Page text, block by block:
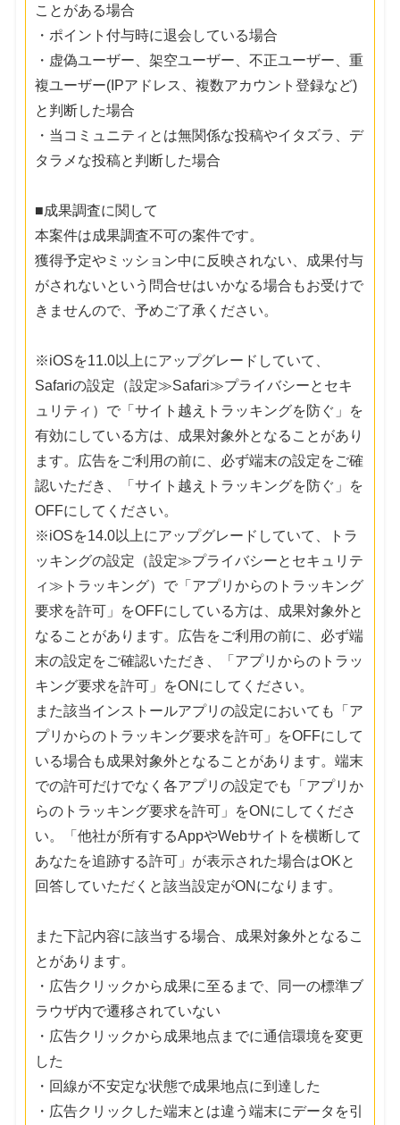
ことがある場合
・ポイント付与時に退会している場合
・虚偽ユーザー、架空ユーザー、不正ユーザー、重
複ユーザー(IPアドレス、複数アカウント登録など)
と判断した場合
・当コミュニティとは無関係な投稿やイタズラ、デ
タラメな投稿と判断した場合
■成果調査に関して
本案件は成果調査不可の案件です。
獲得予定やミッション中に反映されない、成果付与
がされないという問合せはいかなる場合もお受けで
きませんので、予めご了承ください。
※iOSを11.0以上にアップグレードしていて、
Safariの設定（設定≫Safari≫プライバシーとセキ
ュリティ）で「サイト越えトラッキングを防ぐ」を
有効にしている方は、成果対象外となることがあり
ます。広告をご利用の前に、必ず端末の設定をご確
認いただき、「サイト越えトラッキングを防ぐ」を
OFFにしてください。
※iOSを14.0以上にアップグレードしていて、トラ
ッキングの設定（設定≫プライバシーとセキュリテ
ィ≫トラッキング）で「アプリからのトラッキング
要求を許可」をOFFにしている方は、成果対象外と
なることがあります。広告をご利用の前に、必ず端
末の設定をご確認いただき、「アプリからのトラッ
キング要求を許可」をONにしてください。
また該当インストールアプリの設定においても「ア
プリからのトラッキング要求を許可」をOFFにして
いる場合も成果対象外となることがあります。端末
での許可だけでなく各アプリの設定でも「アプリか
らのトラッキング要求を許可」をONにしてくださ
い。「他社が所有するAppやWebサイトを横断して
あなたを追跡する許可」が表示された場合はOKと
回答していただくと該当設定がONになります。
また下記内容に該当する場合、成果対象外となるこ
とがあります。
・広告クリックから成果に至るまで、同一の標準ブ
ラウザ内で遷移されていない
・広告クリックから成果地点までに通信環境を変更
した
・回線が不安定な状態で成果地点に到達した
・広告クリックした端末とは違う端末にデータを引